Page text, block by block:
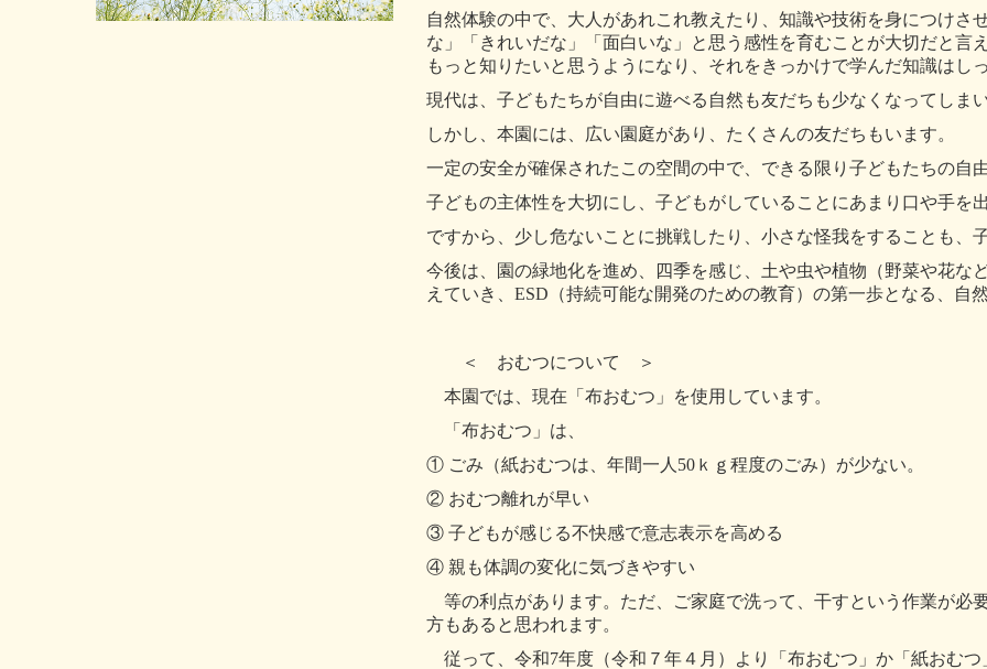
自然体験の中で、大人があれこれ教えたり、知識や技術を身につけさ
な」「きれいだな」「面白いな」と思う感性を育むことが大切だと言
もっと知りたいと思うようになり、それをきっかけで学んだ知識はし
現代は、子どもたちが自由に遊べる自然も友だちも少なくなってしま
しかし、本園には、広い園庭があり、たくさんの友だちもいます。
一定の安全が確保されたこの空間の中で、できる限り子どもたちの自
子どもの主体性を大切にし、子どもがしていることにあまり口や手を
ですから、少し危ないことに挑戦したり、小さな怪我をすることも、
今後は、園の緑地化を進め、四季を感じ、土や虫や植物（野菜や花な
えていき、 ESD （持続可能な開発のための教育）の第一歩となる、自
＜ おむつについて ＞
本園では、現在「布おむつ」を使用しています。
「布おむつ」は、
① ごみ（紙おむつは、年間一人 50 ｋｇ程度のごみ）が少ない。
② おむつ離れが早い
③ 子どもが感じる不快感で意志表示を高める
④ 親も体調の変化に気づきやすい
等の利点があります。ただ、ご家庭で洗って、干すという作業が必
方もあると思われます。
従って、令和7年度（令和７年４月）より「布おむつ」か「紙おむ